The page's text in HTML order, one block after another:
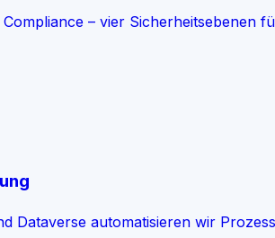
– vier Sicherheitsebenen
Dataverse automatisieren wir